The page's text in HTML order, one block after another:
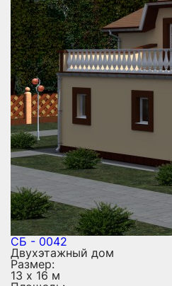
СБ - 0042
Двухэтажный дом
Размер:
13 х 16 м